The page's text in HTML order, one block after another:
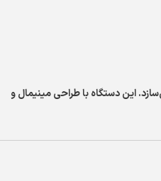
این دستگاه با طراحی مینیمال و